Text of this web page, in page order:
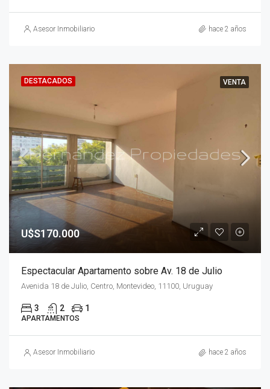
Asesor Inmobiliario hace 2 años
DESTACADOS VENTA
U$S170.000
Espectacular Apartamento sobre Av. 18 de Julio
Avenida 18 de Julio, Centro, Montevideo, 11100, Uruguay
3 2 1
APARTAMENTOS
Asesor Inmobiliario hace 2 años